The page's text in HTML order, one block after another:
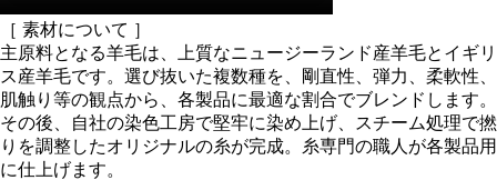
［ 素材について ］
主原料となる羊毛は、上質なニュージーランド産羊毛とイギリ
ス産羊毛です。選び抜いた複数種を、剛直性、弾力、柔軟性、
肌触り等の観点から、各製品に最適な割合でブレンドします。
その後、自社の染色工房で堅牢に染め上げ、スチーム処理で撚
りを調整したオリジナルの糸が完成。糸専門の職人が各製品用
に仕上げます。